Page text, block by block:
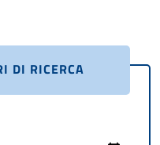
DI RICERCA